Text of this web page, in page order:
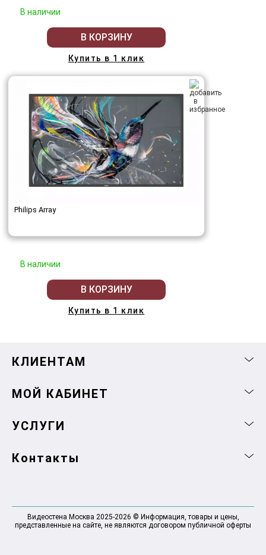
В наличии
В КОРЗИНУ
Купить в 1 клик
Philips Array
В наличии
В КОРЗИНУ
Купить в 1 клик
КЛИЕНТАМ
МОЙ КАБИНЕТ
УСЛУГИ
Контакты
Видеостена Москва 2025-2026 © Информация, товары и цены,
представленные на сайте, не являются договором публичной оферты